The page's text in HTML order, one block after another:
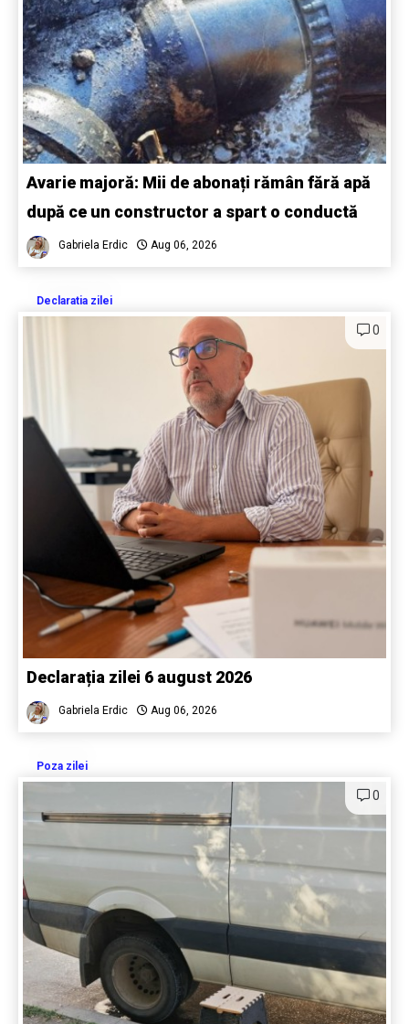
Avarie majoră: Mii de abonați rămân fără apă
după ce un constructor a spart o conductă
Gabriela Erdic Aug 06, 2026
Declaratia zilei
0
Declarația zilei 6 august 2026
Gabriela Erdic Aug 06, 2026
Poza zilei
0